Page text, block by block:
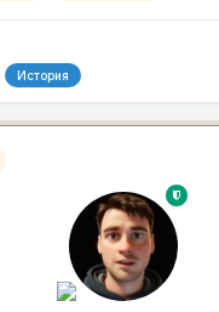
История